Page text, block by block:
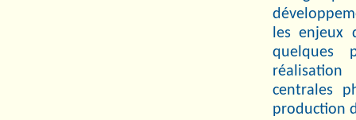
les enjeux
quelques
centrales
production